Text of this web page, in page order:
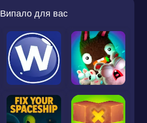
Випало для вас